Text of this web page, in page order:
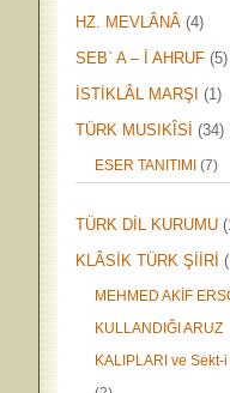
HZ. MEVLÂNÂ (4)
SEB` A – İ AHRUF (5)
İSTİKLÂL MARŞI (1)
TÜRK MUSIKÎSİ (34)
ESER TANITIMI (7)
TÜRK DİL KURUMU
KLÂSİK TÜRK ŞİİRİ
MEHMED AKİF
KULLANDIĞI ARUZ
KALIPLARI ve Sekt-